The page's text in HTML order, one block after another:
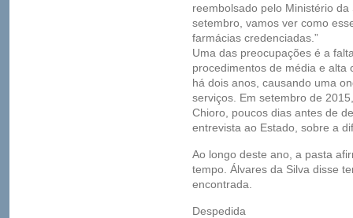
reembolsado pelo Ministério
setembro, vamos ver como
farmácias credenciadas.”
Uma das preocupações é a
procedimentos de média e alta
há dois anos, causando uma
serviços. Em setembro de
Chioro, poucos dias antes de
entrevista ao Estado, sobre a
Ao longo deste ano, a pasta
tempo. Álvares da Silva disse
encontrada.
Despedida